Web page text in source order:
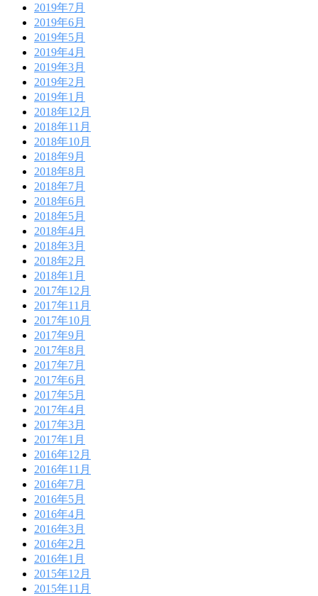
2019年7月
2019年6月
2019年5月
2019年4月
2019年3月
2019年2月
2019年1月
2018年12月
2018年11月
2018年10月
2018年9月
2018年8月
2018年7月
2018年6月
2018年5月
2018年4月
2018年3月
2018年2月
2018年1月
2017年12月
2017年11月
2017年10月
2017年9月
2017年8月
2017年7月
2017年6月
2017年5月
2017年4月
2017年3月
2017年1月
2016年12月
2016年11月
2016年7月
2016年5月
2016年4月
2016年3月
2016年2月
2016年1月
2015年12月
2015年11月